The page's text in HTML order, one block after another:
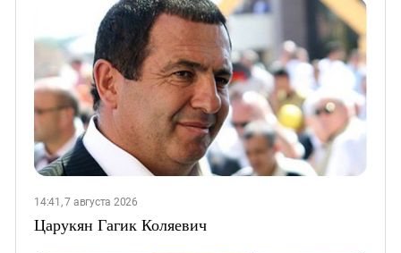
14:41, 7 августа 2026
Царукян Гагик Коляевич